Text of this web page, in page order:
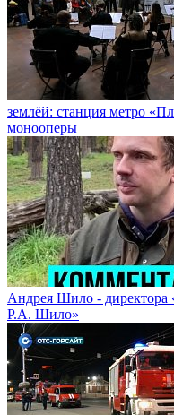
землёй: станция метро
монооперы
Андрея Шило - директора
Р.А. Шило»